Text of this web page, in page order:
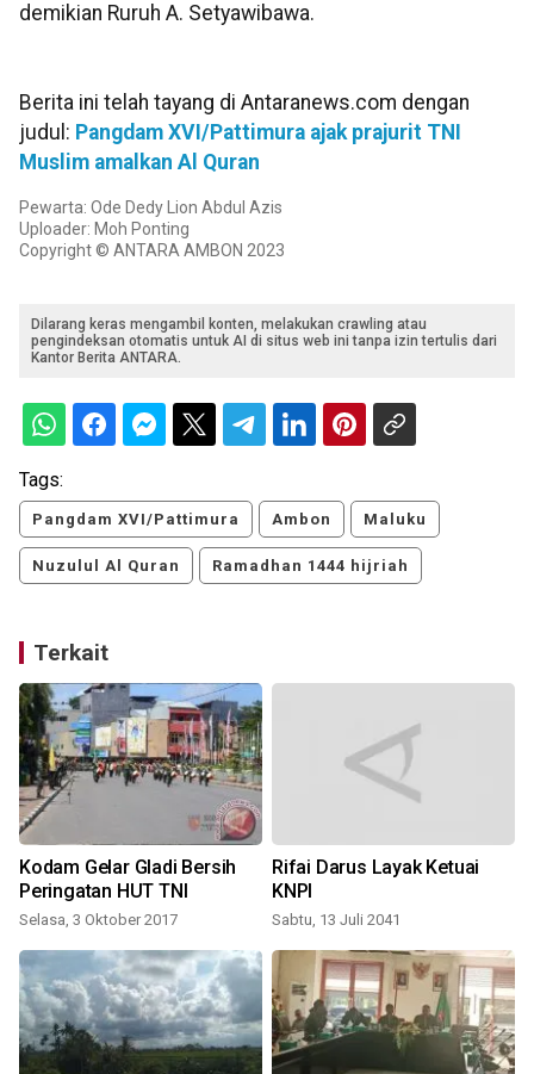
demikian Ruruh A. Setyawibawa.
Berita ini telah tayang di Antaranews.com dengan
judul: Pangdam XVI/Pattimura ajak prajurit TNI
Muslim amalkan Al Quran
Pewarta: Ode Dedy Lion Abdul Azis
Uploader: Moh Ponting
Copyright © ANTARA AMBON 2023
Dilarang keras mengambil konten, melakukan crawling atau
pengindeksan otomatis untuk AI di situs web ini tanpa izin tertulis dari
Kantor Berita ANTARA.
Tags:
Pangdam XVI/Pattimura Ambon Maluku
Nuzulul Al Quran Ramadhan 1444 hijriah
Terkait
Kodam Gelar Gladi Bersih
Peringatan HUT TNI
Selasa, 3 Oktober 2017
Rifai Darus Layak Ketuai
KNPI
Sabtu, 13 Juli 2041